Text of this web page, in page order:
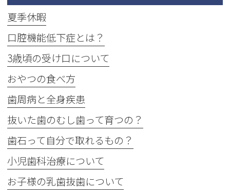
夏季休暇
口腔機能低下症とは？
3歳頃の受け口について
おやつの食べ方
歯周病と全身疾患
抜いた歯のむし歯って育つの？
歯石って自分で取れるもの？
小児歯科治療について
お子様の乳歯抜歯について